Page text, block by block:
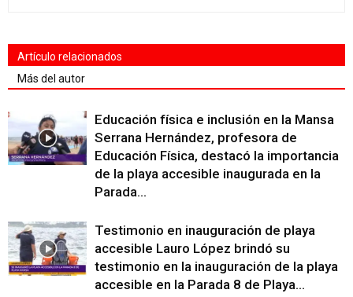
Artículo relacionados
Más del autor
Educación física e inclusión en la Mansa
Serrana Hernández, profesora de
Educación Física, destacó la importancia
de la playa accesible inaugurada en la
Parada...
Testimonio en inauguración de playa
accesible Lauro López brindó su
testimonio en la inauguración de la playa
accesible en la Parada 8 de Playa...